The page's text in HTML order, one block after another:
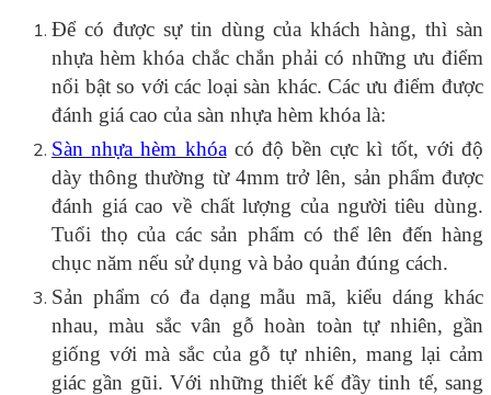
Để có được sự tin dùng của khách hàng, thì sàn
nhựa hèm khóa chắc chắn phải có những ưu điểm
nổi bật so với các loại sàn khác. Các ưu điểm được
đánh giá cao của sàn nhựa hèm khóa là:
Sàn nhựa hèm khóacó độ bền cực kì tốt, với độ
dày thông thường từ 4mm trở lên, sản phẩm được
đánh giá cao về chất lượng của người tiêu dùng.
Tuổi thọ của các sản phẩm có thể lên đến hàng
chục năm nếu sử dụng và bảo quản đúng cách.
Sản phẩm có đa dạng mẫu mã, kiểu dáng khác
nhau, màu sắc vân gỗ hoàn toàn tự nhiên, gần
giống với mà sắc của gỗ tự nhiên, mang lại cảm
giác gần gũi. Với những thiết kế đầy tinh tế, sang